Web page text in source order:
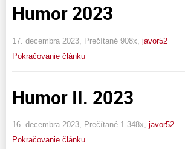
Humor 2023
17. decembra 2023, Prečítané 908x, javor52
Pokračovanie článku
Humor II. 2023
16. decembra 2023, Prečítané 1 348x, javor52
Pokračovanie článku